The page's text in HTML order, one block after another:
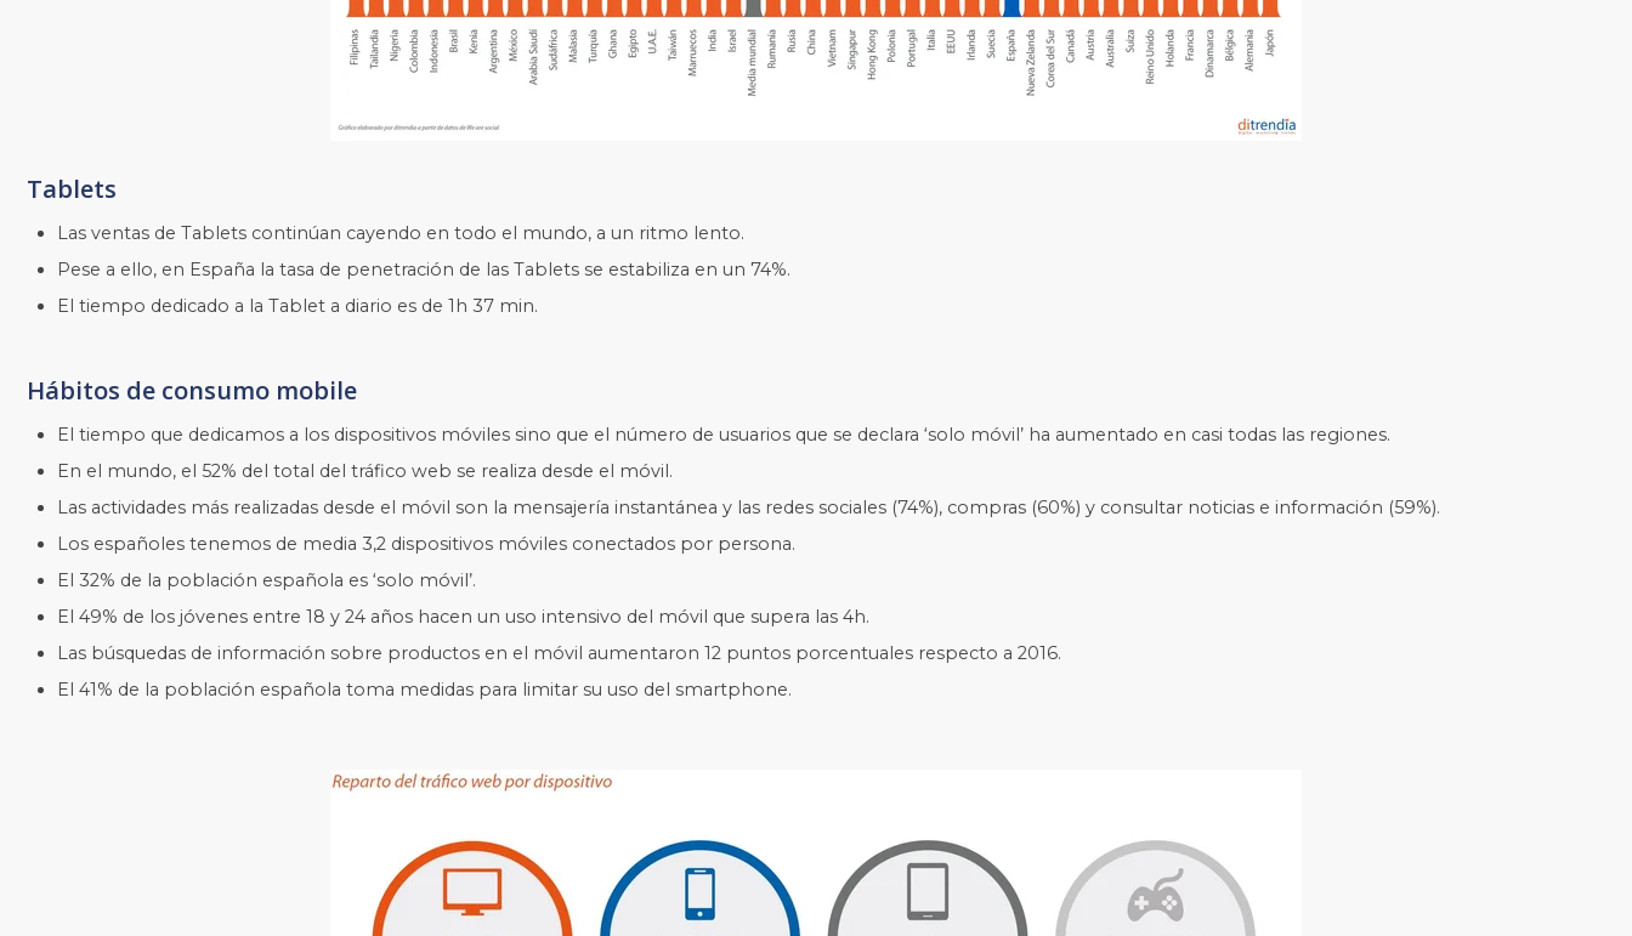
Tablets
Las ventas de Tablets continúan cayendo en todo el mundo, a un ritmo lento.
Pese a ello, en España la tasa de penetración de las Tablets se estabiliza en un 74%.
El tiempo dedicado a la Tablet a diario es de 1h 37 min.
Hábitos de consumo mobile
El tiempo que dedicamos a los dispositivos móviles sino que el número de usuarios que se declara ‘solo móvil’ ha aumentado en casi todas las regiones.
En el mundo, el 52% del total del tráfico web se realiza desde el móvil.
Las actividades más realizadas desde el móvil son la mensajería instantánea y las redes sociales (74%), compras (60%) y consultar noticias e información (59%).
Los españoles tenemos de media 3,2 dispositivos móviles conectados por persona.
El 32% de la población española es ‘solo móvil’.
El 49% de los jóvenes entre 18 y 24 años hacen un uso intensivo del móvil que supera las 4h.
Las búsquedas de información sobre productos en el móvil aumentaron 12 puntos porcentuales respecto a 2016.
El 41% de la población española toma medidas para limitar su uso del smartphone.